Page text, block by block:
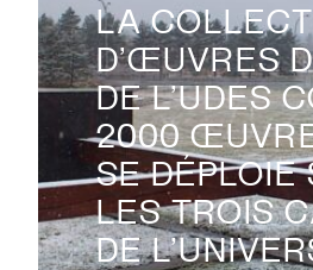

LA
D’ŒUVRES
DE L’UDES
2000
SE DÉPLOIE
LES TROIS
DE